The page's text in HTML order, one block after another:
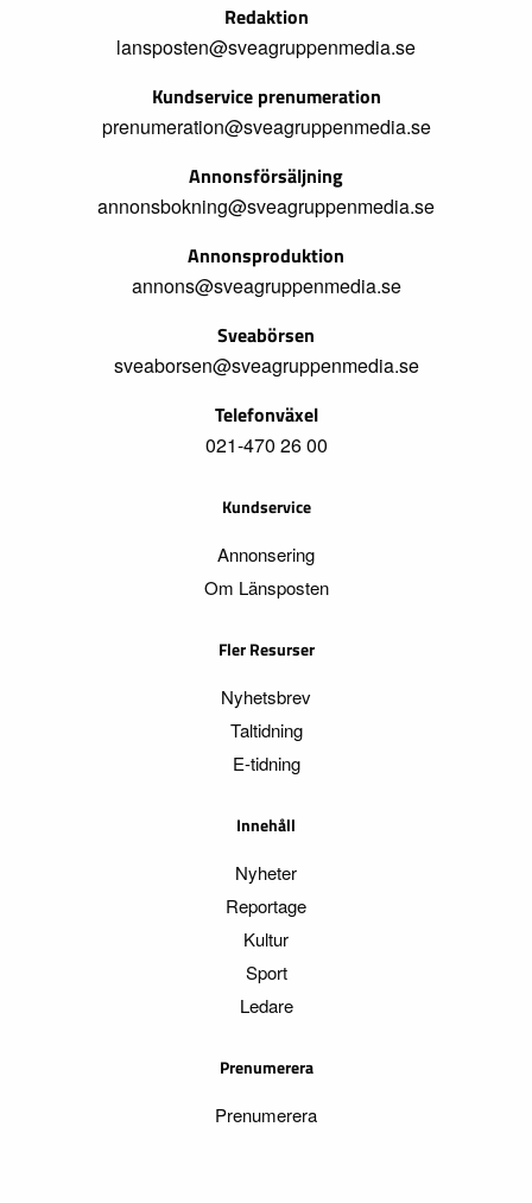
Redaktion
lansposten@sveagruppenmedia.se
Kundservice prenumeration
prenumeration@sveagruppenmedia.se
Annonsförsäljning
annonsbokning@sveagruppenmedia.se
Annonsproduktion
annons@sveagruppenmedia.se
Sveabörsen
sveaborsen@sveagruppenmedia.se
Telefonväxel
021-470 26 00
Kundservice
Annonsering
Om Länsposten
Fler Resurser
Nyhetsbrev
Taltidning
E-tidning
Innehåll
Nyheter
Reportage
Kultur
Sport
Ledare
Prenumerera
Prenumerera